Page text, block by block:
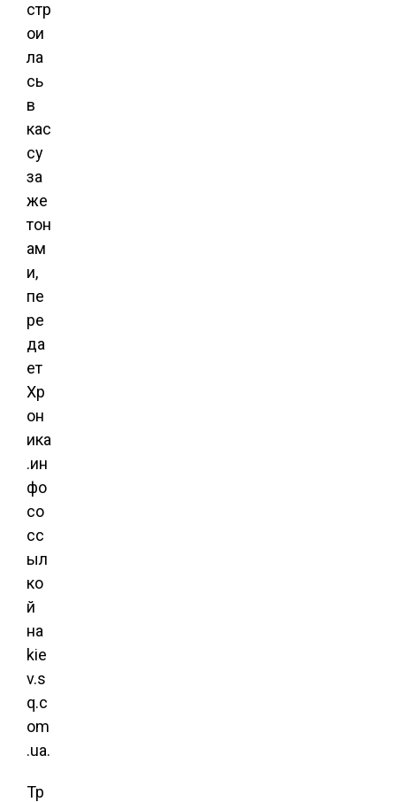
стр
ои
ла
сь
в
кас
су
за
же
тон
ам
и,
пе
ре
да
ет
Хр
он
ика
.ин
фо
со
сс
ыл
ко
й
на
kie
v.s
q.c
om
.ua.
Тр